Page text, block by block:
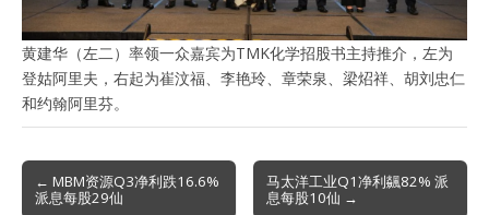
黄建华（左二）率领一众嘉宾为TMK化学招股书主持推介，左为
登姑阿里夫，右起为崔汶福、李艳玲、章荣泉、梁炤祥、胡刘忠仁
和约翰阿里芬。
Post
navigation
← MBM资源Q3净利跌16.6%
派息每股29仙
马太洋工业Q1净利飊82% 派
息每股10仙 →